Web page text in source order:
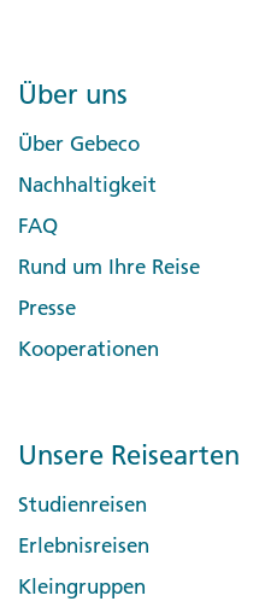
Über uns
Über Gebeco
Nachhaltigkeit
FAQ
Rund um Ihre Reise
Presse
Kooperationen
Unsere Reisearten
Studienreisen
Erlebnisreisen
Kleingruppen